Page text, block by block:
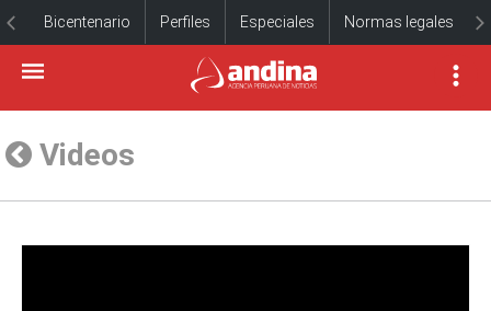
Bicentenario Perfiles Especiales Normas legales
Videos